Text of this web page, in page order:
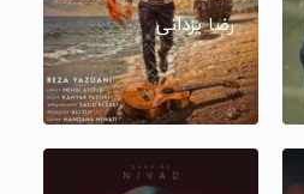
رضا یزدانی